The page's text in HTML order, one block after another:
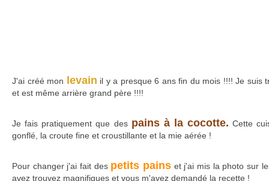
J'ai créé mon levain il y a presque 6 ans fin du mois !!!! Je suis
et est même arrière grand père !!!!
Je fais pratiquement que des pains à la cocotte. Cette
gonflé, la croute fine et croustillante et la mie aérée !
Pour changer j'ai fait des petits pains et j'ai mis la photo sur
avez trouvez magnifiques et vous m'avez demandé la recette !